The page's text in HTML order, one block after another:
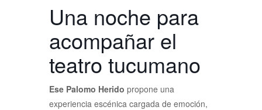
Una noche para
acompañar el
teatro tucumano
Ese Palomo Herido propone una
experiencia escénica cargada de emoción,